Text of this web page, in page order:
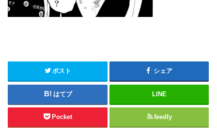
ポスト シェア
はてブ LINE
Pocket feedly